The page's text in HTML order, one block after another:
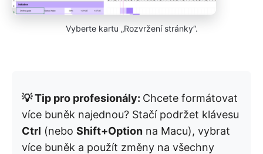
Vyberte kartu „Rozvržení stránky“.
💡 Tip pro profesionály: Chcete formátovat
více buněk najednou? Stačí podržet klávesu
Ctrl (nebo Shift+Option na Macu), vybrat
více buněk a použít změny na všechny